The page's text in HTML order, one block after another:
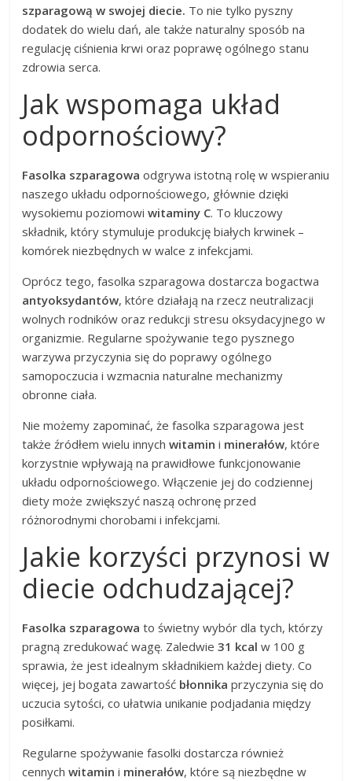
szparagową w swojej diecie. To nie tylko pyszny
dodatek do wielu dań, ale także naturalny sposób na
regulację ciśnienia krwi oraz poprawę ogólnego stanu
zdrowia serca.
Jak wspomaga układ
odpornościowy?
Fasolka szparagowa odgrywa istotną rolę w wspieraniu
naszego układu odpornościowego, głównie dzięki
wysokiemu poziomowiwitaminy C. To kluczowy
składnik, który stymuluje produkcję białych krwinek –
komórek niezbędnych w walce z infekcjami.
Oprócz tego, fasolka szparagowa dostarcza bogactwa
antyoksydantów, które działają na rzecz neutralizacji
wolnych rodników oraz redukcji stresu oksydacyjnego w
organizmie. Regularne spożywanie tego pysznego
warzywa przyczynia się do poprawy ogólnego
samopoczucia i wzmacnia naturalne mechanizmy
obronne ciała.
Nie możemy zapominać, że fasolka szparagowa jest
także źródłem wielu innychwitamin i minerałów, które
korzystnie wpływają na prawidłowe funkcjonowanie
układu odpornościowego. Włączenie jej do codziennej
diety może zwiększyć naszą ochronę przed
różnorodnymi chorobami i infekcjami.
Jakie korzyści przynosi w
diecie odchudzającej?
Fasolka szparagowa to świetny wybór dla tych, którzy
pragną zredukować wagę. Zaledwie31 kcal w 100 g
sprawia, że jest idealnym składnikiem każdej diety. Co
więcej, jej bogata zawartość błonnika przyczynia się do
uczucia sytości, co ułatwia unikanie podjadania między
posiłkami.
Regularne spożywanie fasolki dostarcza również
cennychwitamin i minerałów, które są niezbędne w